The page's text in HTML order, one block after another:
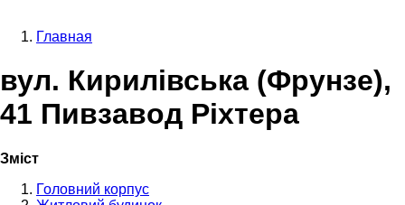
навигации
Главная
вул. Кирилівська (Фрунзе),
41 Пивзавод Ріхтера
Зміст
Головний корпус